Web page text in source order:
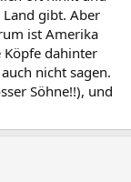
gibt. Aber
ist Amerika
Köpfe dahinter
nicht sagen.
Söhne!!), und